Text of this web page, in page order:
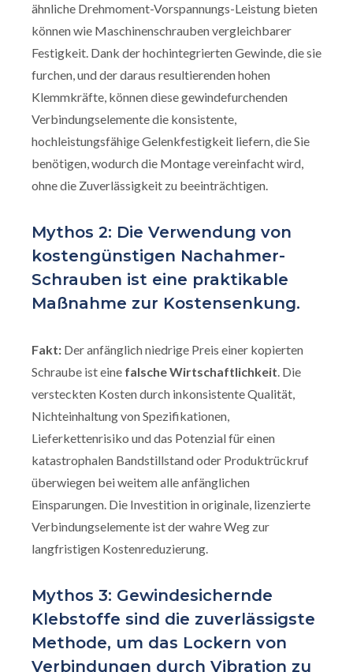
ähnliche Drehmoment-Vorspannungs-Leistung bieten
können wie Maschinenschrauben vergleichbarer
Festigkeit. Dank der hochintegrierten Gewinde, die sie
furchen, und der daraus resultierenden hohen
Klemmkräfte, können diese gewindefurchenden
Verbindungselemente die konsistente,
hochleistungsfähige Gelenkfestigkeit liefern, die Sie
benötigen, wodurch die Montage vereinfacht wird,
ohne die Zuverlässigkeit zu beeinträchtigen.
Mythos 2: Die Verwendung von
kostengünstigen Nachahmer-
Schrauben ist eine praktikable
Maßnahme zur Kostensenkung.
Fakt: Der anfänglich niedrige Preis einer kopierten
Schraube ist eine falsche Wirtschaftlichkeit. Die
versteckten Kosten durch inkonsistente Qualität,
Nichteinhaltung von Spezifikationen,
Lieferkettenrisiko und das Potenzial für einen
katastrophalen Bandstillstand oder Produktrückruf
überwiegen bei weitem alle anfänglichen
Einsparungen. Die Investition in originale, lizenzierte
Verbindungselemente ist der wahre Weg zur
langfristigen Kostenreduzierung.
Mythos 3: Gewindesichernde
Klebstoffe sind die zuverlässigste
Methode, um das Lockern von
Verbindungen durch Vibration zu